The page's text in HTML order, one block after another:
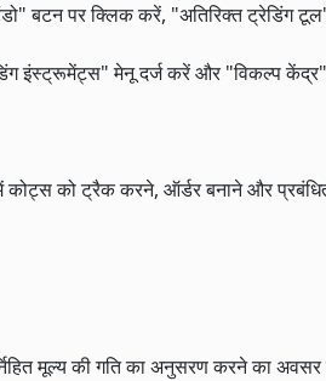
बटन पर क्लिक करें, "अतिरिक्त ट्रेडिंग
इंस्ट्रूमेंट्स" मेनू दर्ज करें और "विकल्प
कोट्स को ट्रैक करने, ऑर्डर बनाने और
मूल्य की गति का अनुसरण करने का अवसर